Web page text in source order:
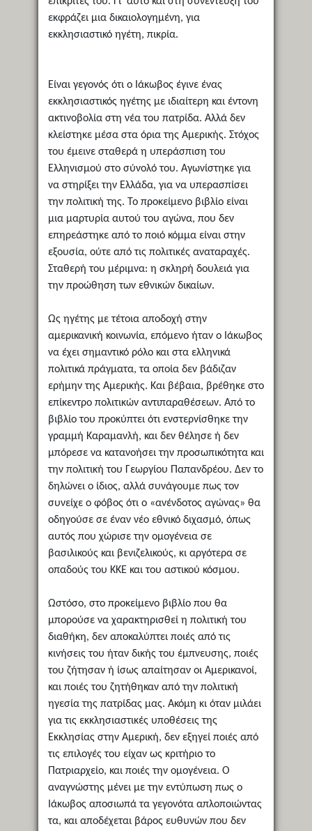
εκφράζει μια δικαιολογημένη, για
εκκλησιαστικό ηγέτη, πικρία.
Είναι γεγονός ότι ο Ιάκωβος έγινε ένας
εκκλησιαστικός ηγέτης με ιδιαίτερη και έντονη
ακτινοβολία στη νέα του πατρίδα. Αλλά δεν
κλείστηκε μέσα στα όρια της Αμερικής. Στόχος
του έμεινε σταθερά η υπεράσπιση του
Ελληνισμού στο σύνολό του. Αγωνίστηκε για
να στηρίξει την Ελλάδα, για να υπερασπίσει
την πολιτική της. Το προκείμενο βιβλίο είναι
μια μαρτυρία αυτού του αγώνα, που δεν
επηρεάστηκε από το ποιό κόμμα είναι στην
εξουσία, ούτε από τις πολιτικές αναταραχές.
Σταθερή του μέριμνα: η σκληρή δουλειά για
την προώθηση των εθνικών δικαίων.
Ως ηγέτης με τέτοια αποδοχή στην
αμερικανική κοινωνία, επόμενο ήταν ο Ιάκωβος
να έχει σημαντικό ρόλο και στα ελληνικά
πολιτικά πράγματα, τα οποία δεν βάδιζαν
ερήμην της Αμερικής. Και βέβαια, βρέθηκε στο
επίκεντρο πολιτικών αντιπαραθέσεων. Από το
βιβλίο του προκύπτει ότι ενστερνίσθηκε την
γραμμή Καραμανλή, και δεν θέλησε ή δεν
μπόρεσε να κατανοήσει την προσωπικότητα και
την πολιτική του Γεωργίου Παπανδρέου. Δεν το
δηλώνει ο ίδιος, αλλά συνάγουμε πως τον
συνείχε ο φόβος ότι ο «ανένδοτος αγώνας» θα
οδηγούσε σε έναν νέο εθνικό διχασμό, όπως
αυτός που χώρισε την ομογένεια σε
βασιλικούς και βενιζελικούς, κι αργότερα σε
οπαδούς του ΚΚΕ και του αστικού κόσμου.
Ωστόσο, στο προκείμενο βιβλίο που θα
μπορούσε να χαρακτηρισθεί η πολιτική του
διαθήκη, δεν αποκαλύπτει ποιές από τις
κινήσεις του ήταν δικής του έμπνευσης, ποιές
του ζήτησαν ή ίσως απαίτησαν οι Αμερικανοί,
και ποιές του ζητήθηκαν από την πολιτική
ηγεσία της πατρίδας μας. Ακόμη κι όταν μιλάει
για τις εκκλησιαστικές υποθέσεις της
Εκκλησίας στην Αμερική, δεν εξηγεί ποιές από
τις επιλογές του είχαν ως κριτήριο το
Πατριαρχείο, και ποιές την ομογένεια. Ο
αναγνώστης μένει με την εντύπωση πως ο
Ιάκωβος αποσιωπά τα γεγονότα απλοποιώντας
τα, και αποδέχεται βάρος ευθυνών που δεν